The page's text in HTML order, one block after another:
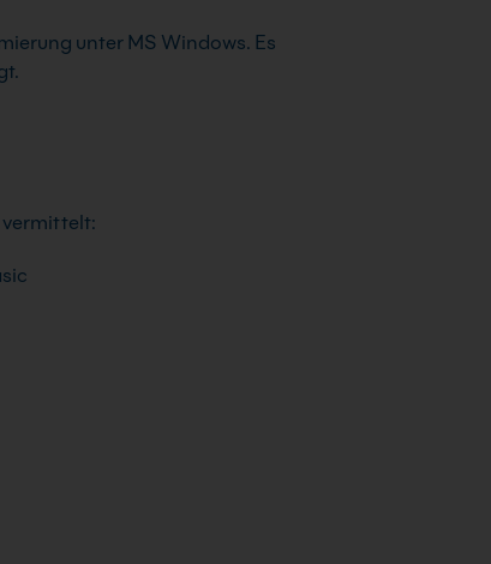
unter MS Windows. Es
vermittelt: